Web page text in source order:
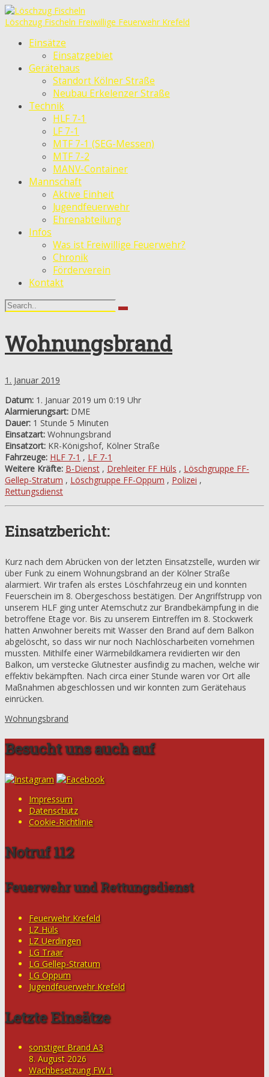
Löschzug Fischeln Freiwillige Feuerwehr Krefeld
Einsätze
Einsatzgebiet
Gerätehaus
Standort Kölner Straße
Neubau Erkelenzer Straße
Technik
HLF 7-1
LF 7-1
MTF 7-1 (SEG-Messen)
MTF 7-2
MANV-Container
Mannschaft
Aktive Einheit
Jugendfeuerwehr
Ehrenabteilung
Infos
Was ist Freiwillige Feuerwehr?
Chronik
Förderverein
Kontakt
Wohnungsbrand
1. Januar 2019
Datum: 1. Januar 2019 um 0:19 Uhr
Alarmierungsart: DME
Dauer: 1 Stunde 5 Minuten
Einsatzart: Wohnungsbrand
Einsatzort: KR-Königshof, Kölner Straße
Fahrzeuge: HLF 7-1 , LF 7-1
Weitere Kräfte: B-Dienst , Drehleiter FF Hüls , Löschgruppe FF-
Gellep-Stratum , Löschgruppe FF-Oppum , Polizei ,
Rettungsdienst
Einsatzbericht:
Kurz nach dem Abrücken von der letzten Einsatzstelle, wurden wir
über Funk zu einem Wohnungsbrand an der Kölner Straße
alarmiert. Wir trafen als erstes Löschfahrzeug ein und konnten
Feuerschein im 8. Obergeschoss bestätigen. Der Angriffstrupp von
unserem HLF ging unter Atemschutz zur Brandbekämpfung in die
betroffene Etage vor. Bis zu unserem Eintreffen im 8. Stockwerk
hatten Anwohner bereits mit Wasser den Brand auf dem Balkon
abgelöscht, so dass wir nur noch Nachlöscharbeiten vornehmen
mussten. Mithilfe einer Wärmebildkamera revidierten wir den
Balkon, um verstecke Glutnester ausfindig zu machen, welche wir
effektiv bekämpften. Nach circa einer Stunde waren vor Ort alle
Maßnahmen abgeschlossen und wir konnten zum Gerätehaus
einrücken.
Wohnungsbrand
Besucht uns auch auf
Impressum
Datenschutz
Cookie-Richtlinie
Notruf 112
Feuerwehr und Rettungsdienst
Feuerwehr Krefeld
LZ Hüls
LZ Uerdingen
LG Traar
LG Gellep-Stratum
LG Oppum
Jugendfeuerwehr Krefeld
Letzte Einsätze
sonstiger Brand A3
8. August 2026
Wachbesetzung FW 1